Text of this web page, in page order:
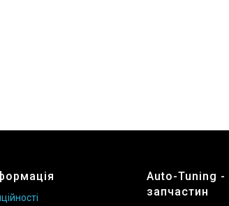
Auto-Tuning -
запчастин